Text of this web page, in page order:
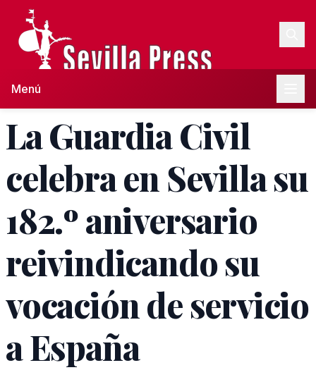
Menú
La Guardia Civil
celebra en Sevilla su
182.º aniversario
reivindicando su
vocación de servicio
a España